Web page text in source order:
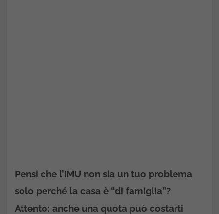
Pensi che l’IMU non sia un tuo problema
solo perché la casa è “di famiglia”?
Attento: anche una quota può costarti